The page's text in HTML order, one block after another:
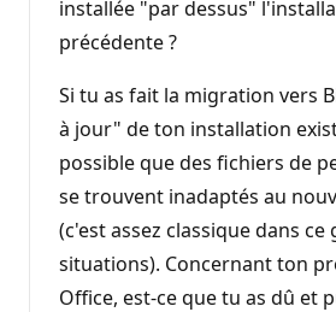
installée "par dessus"
précédente ?
Si tu as fait la migration vers
à jour" de ton installation
possible que des fichiers de
se trouvent inadaptés au
(c'est assez classique dans ce
situations). Concernant ton
Office, est-ce que tu as dû et